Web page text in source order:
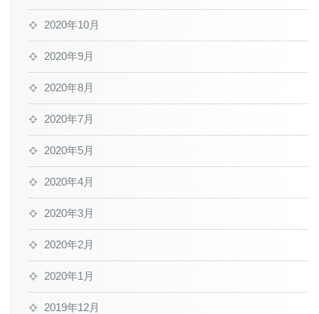
2020年10月
2020年9月
2020年8月
2020年7月
2020年5月
2020年4月
2020年3月
2020年2月
2020年1月
2019年12月